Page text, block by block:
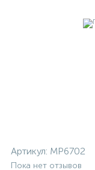
Артикул: MP6702
Пока нет отзывов